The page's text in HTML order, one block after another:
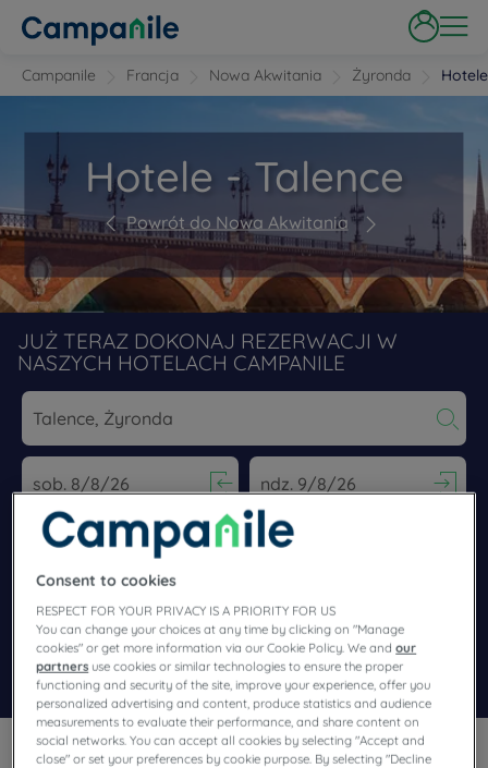
Campanile Francja Nowa Akwitania Żyronda
Hotele - Talence
Powrót do Nowa Akwitania
JUŻ TERAZ DOKONAJ REZERWACJI W
NASZYCH HOTELACH CAMPANILE
Navigate forward to interact with the calendar and select a
Navigate backward to interact
Znajdź hotel
Dodaj specjalny kod
Consent to cookies
RESPECT FOR YOUR PRIVACY IS A PRIORITY FOR US
You can change your choices at any time by clicking on "Manage
cookies" or get more information via our Cookie Policy. We andour
partners use cookies or similar technologies to ensure the proper
functioning and security of the site, improve your experience, offer you
personalized advertising and content, produce statistics and audience
measurements to evaluate their performance, and share content on
social networks. You can accept all cookies by selecting "Accept and
close" or set your preferences by cookie purpose. By selecting "Decline